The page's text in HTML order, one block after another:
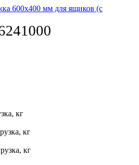
600х400 мм для ящиков (с
кг
кг
кг